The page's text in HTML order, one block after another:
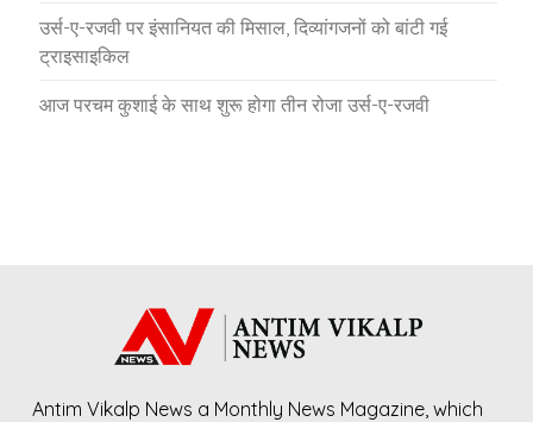
उर्स-ए-रजवी पर इंसानियत की मिसाल, दिव्यांगजनों को बांटी गई
ट्राइसाइकिल
आज परचम कुशाई के साथ शुरू होगा तीन रोजा उर्स-ए-रजवी
Antim Vikalp News a Monthly News Magazine, which